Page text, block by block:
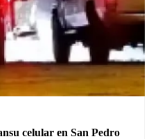
celular en San Pedro